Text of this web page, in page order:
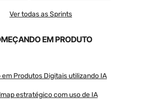
Ver todas as Sprints
EM PRODUTO
em Produtos Digitais utilizando IA
estratégico com uso de IA